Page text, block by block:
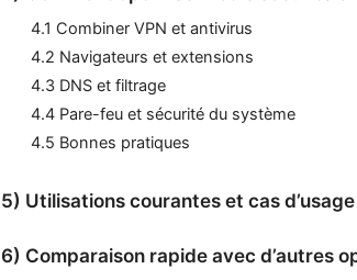
4.1 Combiner VPN et antivirus
4.2 Navigateurs et extensions
4.3 DNS et filtrage
4.4 Pare-feu et sécurité du système
4.5 Bonnes pratiques
5) Utilisations courantes et cas d’usage
6) Comparaison rapide avec d’autres